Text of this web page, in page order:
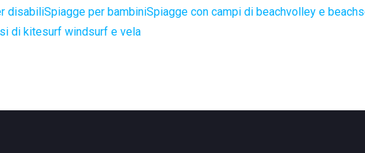
disabiliSpiagge per bambiniSpiagge con campi di beachvolley e
di kitesurf windsurf e vela